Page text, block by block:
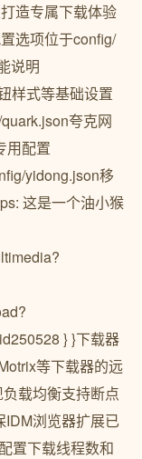
造专属下载体验
选项位于config/
说明
样式等基础设置
夸克网
用配置
yidong.json移
这是一个油小猴
} }下载器
等下载器的远
载均衡支持断点
IDM浏览器扩展已
置下载线程数和